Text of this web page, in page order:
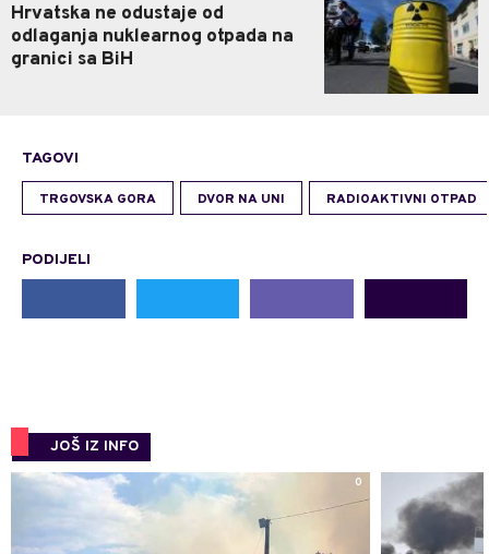
Hrvatska ne odustaje od
odlaganja nuklearnog otpada na
granici sa BiH
TAGOVI
TRGOVSKA GORA DVOR NA UNI RADIOAKTIVNI OTPAD
PODIJELI
JOŠ IZ INFO
0